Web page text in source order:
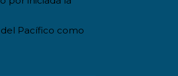
Pacífico como